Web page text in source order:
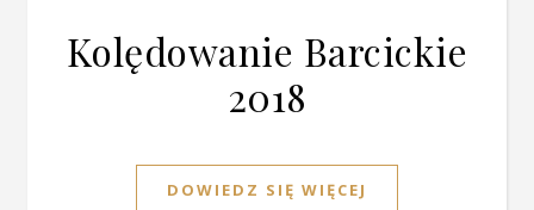
Kolędowanie Barcickie
2018
DOWIEDZ SIĘ WIĘCEJ